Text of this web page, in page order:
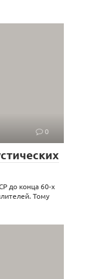
0
до конца 60-х
Тому